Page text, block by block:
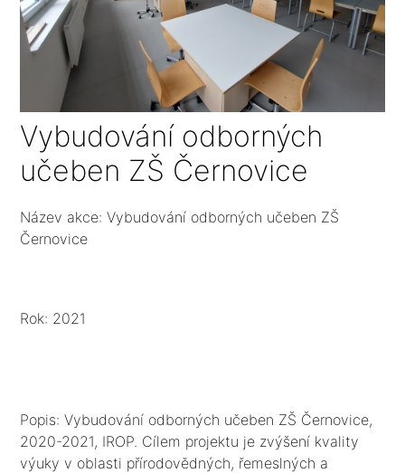
Vybudování odborných
učeben ZŠ Černovice
Název akce: Vybudování odborných učeben ZŠ
Černovice
Rok: 2021
Popis: Vybudování odborných učeben ZŠ Černovice,
2020-2021, IROP. Cílem projektu je zvýšení kvality
výuky v oblasti přírodovědných, řemeslných a